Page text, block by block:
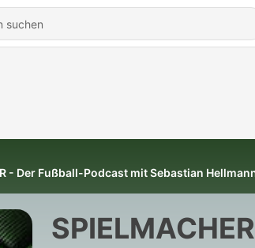
- Der Fußball-Podcast mit Sebastian